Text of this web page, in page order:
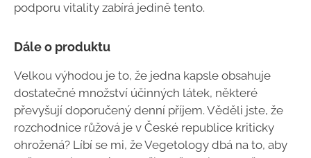
podporu vitality zabírá jedině tento.
Dále o produktu
Velkou výhodou je to, že jedna kapsle obsahuje
dostatečné množství účinných látek, některé
převyšují doporučený denní příjem. Věděli jste, že
rozchodnice růžová je v České republice kriticky
ohrožená? Líbí se mi, že Vegetology dbá na to, aby